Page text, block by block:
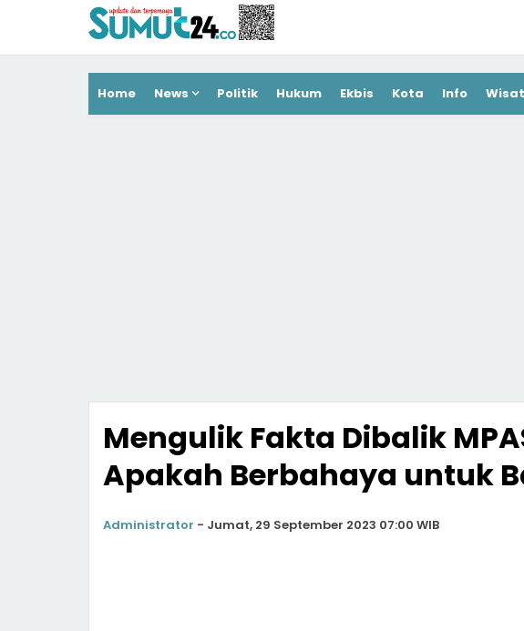
Home News Politik Hukum Ekbis Kota Info
Mengulik Fakta Dibalik
Apakah Berbahaya untuk
Administrator - Jumat, 29 September 2023 07:00 WIB